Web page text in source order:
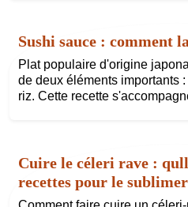
Sushi sauce : comment
Plat populaire d'origine
de deux éléments importants
riz. Cette recette
Cuire le céleri rave :
recettes pour le